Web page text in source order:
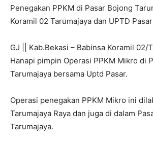
Penegakan PPKM di Pasar Bojong
Koramil 02 Tarumajaya dan UPTD Pasar
GJ || Kab.Bekasi – Babinsa Koramil 02/
Hanapi pimpin Operasi PPKM Mikro di
Tarumajaya bersama Uptd Pasar.
Operasi penegakan PPKM Mikro ini
Tarumajaya Raya dan juga di dalam
Tarumajaya.